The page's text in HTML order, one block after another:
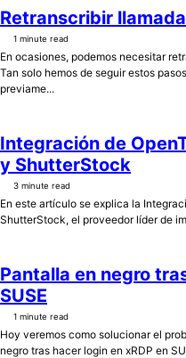
Retranscribir
1 minute read
En ocasiones, podemos necesitar
Tan solo hemos de seguir estos
previame...
Integración de
y ShutterStock
3 minute read
En este artículo se explica la
ShutterStock, el proveedor líder de
Pantalla en negro
SUSE
1 minute read
Hoy veremos como solucionar el
negro tras hacer login en xRDP en